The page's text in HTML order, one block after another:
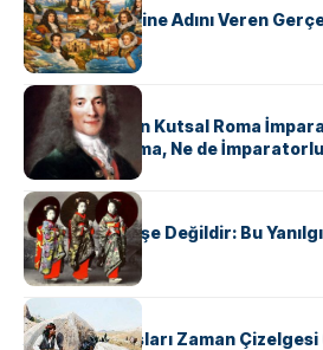
ABD Eyaletlerine Adını Veren
KÜLTÜR
Voltaire Neden Kutsal Roma
Kutsal, Ne Roma, Ne de
KÜLTÜR
Geyşalar Fahişe Değildir: Bu Yanılgı
KÜLTÜR
Apache Savaşları Zaman Çizelgesi